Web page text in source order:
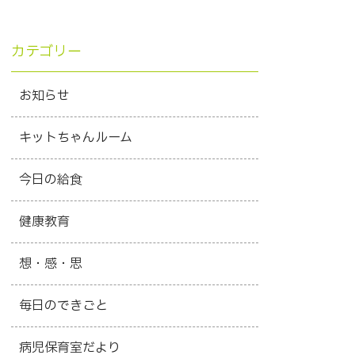
カテゴリー
お知らせ
キットちゃんルーム
今日の給食
健康教育
想・感・思
毎日のできごと
病児保育室だより